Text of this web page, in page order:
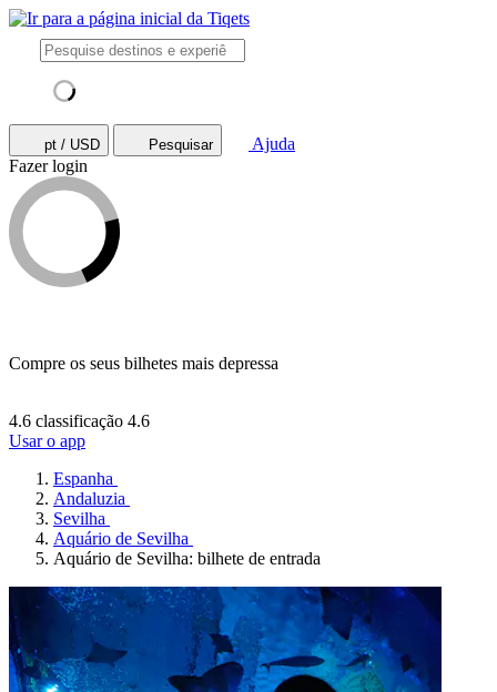
pt / USD Pesquisar
Ajuda
Fazer login
Compre os seus bilhetes mais depressa
4.6 classificação 4.6
Usar o app
Espanha
Andaluzia
Sevilha
Aquário de Sevilha
Aquário de Sevilha: bilhete de entrada